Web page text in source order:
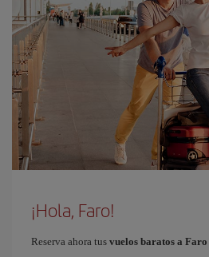
¡Hola, Faro!
Reserva ahora tus vuelos baratos a Faro